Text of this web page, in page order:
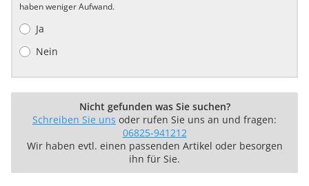
haben weniger Aufwand.
Ja
Nein
Nicht gefunden was Sie suchen?
Schreiben Sie uns oder rufen Sie uns an und fragen:
06825-941212
Wir haben evtl. einen passenden Artikel oder besorgen
ihn für Sie.